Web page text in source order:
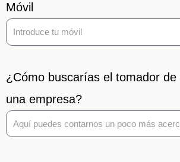
Móvil
¿Cómo buscarías el tomador de
una empresa?